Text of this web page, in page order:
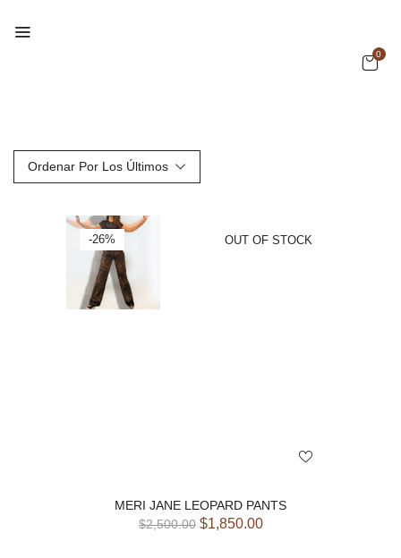
0
Ordenar Por Los Últimos
-26% OUT OF STOCK
MERI JANE LEOPARD PANTS
$2,500.00 $1,850.00